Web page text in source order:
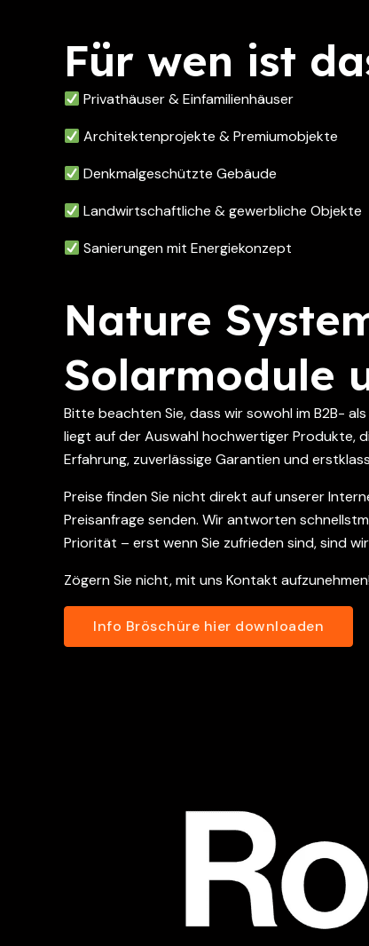
Für wen ist
Privathäuser & Einfamilienhäuser
Architektenprojekte & Premiumobjekte
Denkmalgeschützte Gebäude
Landwirtschaftliche & gewerbliche Objekte
Sanierungen mit Energiekonzept
Nature
Solarmodule
Bitte beachten Sie, dass wir sowohl im B2B-
liegt auf der Auswahl hochwertiger Produkte,
Erfahrung, zuverlässige Garantien und
Preise finden Sie nicht direkt auf unserer
Preisanfrage senden. Wir antworten
Priorität – erst wenn Sie zufrieden sind, sind
Zögern Sie nicht, mit uns Kontakt
Info Bröschüre hier downloaden